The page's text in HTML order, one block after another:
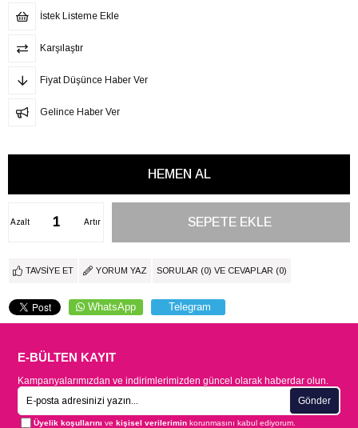
İstek Listeme Ekle
Karşılaştır
Fiyat Düşünce Haber Ver
Gelince Haber Ver
Artır
Azalt
TAVSIYE ET YORUM YAZ SORULAR (0) VE CEVAPLAR (0)
WhatsApp Telegram
E-BÜLTEN KAYIT
Kampanyalarımızdan ve indirimlerimizden güncel olarak haberdar olun.
Gönder
Üyelik koşullarını vekişisel verilerimin korunmasını kabul ediyorum.